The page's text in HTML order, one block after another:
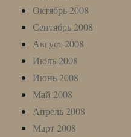
Октябрь 2008
Сентябрь 2008
Август 2008
Июль 2008
Июнь 2008
Май 2008
Апрель 2008
Март 2008